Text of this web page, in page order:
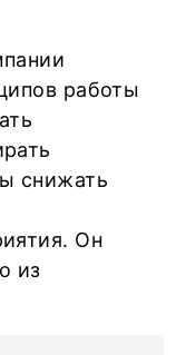
работы
снижать
Он
из